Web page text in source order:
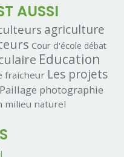
AUSSI
agriculture
Cour d'école débat
Education
fraicheur Les projets
Paillage photographie
milieu naturel